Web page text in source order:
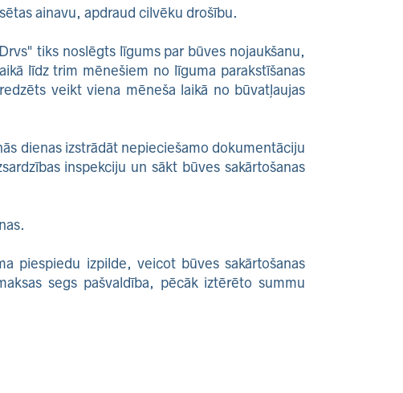
ainavu, apdraud cilvēku drošību.
tiks noslēgts līgums par būves nojaukšanu,
līdz trim mēnešiem no līguma parakstīšanas
veikt viena mēneša laikā no būvatļaujas
dienas izstrādāt nepieciešamo dokumentāciju
inspekciju un sākt būves sakārtošanas
piespiedu izpilde, veicot būves sakārtošanas
segs pašvaldība, pēcāk iztērēto summu